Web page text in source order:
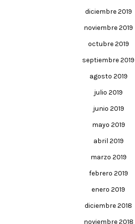
diciembre 2019
noviembre 2019
octubre 2019
septiembre 2019
agosto 2019
julio 2019
junio 2019
mayo 2019
abril 2019
marzo 2019
febrero 2019
enero 2019
diciembre 2018
noviembre 2018